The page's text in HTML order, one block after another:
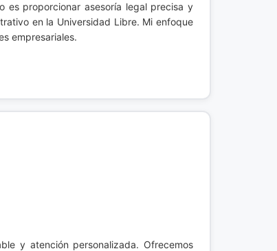
es proporcionar asesoría legal precisa y
en la Universidad Libre. Mi enfoque
empresariales.
y atención personalizada. Ofrecemos